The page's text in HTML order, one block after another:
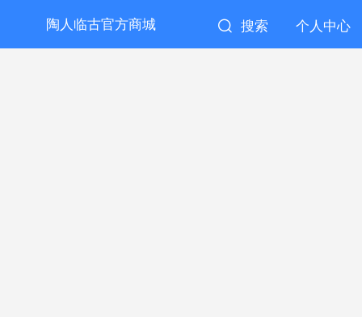
陶人临古官方商城 搜索 个人中心